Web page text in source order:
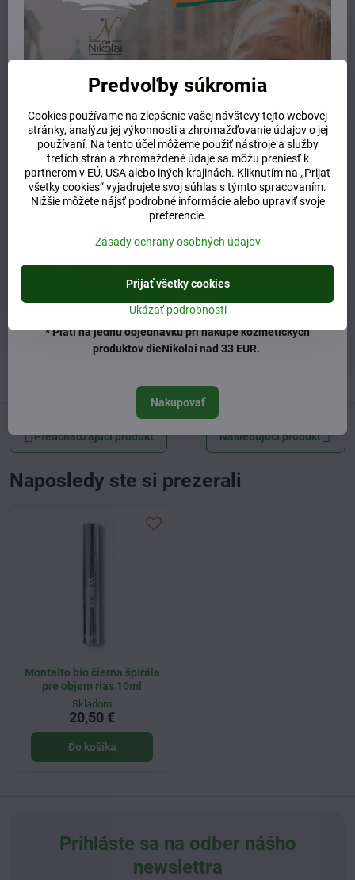
Copernicia cerifera (carnauba) wax, Simmondsia chinensis (jojoba)
seed oil, Glyceryl caprylate, Hectorite, Plantago lanceolata leaf
extract, Rosa damascena flower oil, Rosmarinus officinalis
(rosemary) extract, Chondrus crispus (carrageenen) extract,
Glycerin, Canola oil, Silver oxide, Diamond powder, Citronellol,
Geraniol, CI 77891, CI 77499
Viac z kategórie
E-shop oči dekoratívna kozmetika
Potrebujete poradiť alebo pomôcť?
+421 904 55 33 96
info​@prirodnyraj​.sk
Kamenná predajňa
Ružinovská 40, 82103 Bratislava
Otváracie hodiny
UTOROK 10:00 - 15:00
STREDA 10:00 - 17:00
Predchádzajúci produkt Nasledujúci produkt
Naposledy ste si prezerali
Montalto bio čierna špirála
pre objem rias 10ml
Skladom
20,50 €
Do košíka
Prihláste sa na odber nášho
newslettra
Predvoľby súkromia
Cookies používame na zlepšenie vašej návštevy tejto webovej
stránky, analýzu jej výkonnosti a zhromažďovanie údajov o jej
používaní. Na tento účel môžeme použiť nástroje a služby
tretích strán a zhromaždené údaje sa môžu preniesť k
partnerom v EÚ, USA alebo iných krajinách. Kliknutím na „Prijať
všetky cookies“ vyjadrujete svoj súhlas s týmto spracovaním.
Nižšie môžete nájsť podrobné informácie alebo upraviť svoje
preferencie.
Zásady ochrany osobných údajov
Ukázať podrobnosti
Prijať všetky cookies
* Platí na jednu objednávku pri nákupe kozmetických
produktov dieNikolai nad 33 EUR.
Nakupovať